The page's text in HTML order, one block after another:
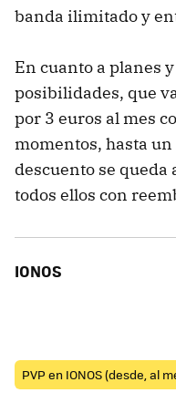
banda ilimitado y
En cuanto a planes
posibilidades, que
por 3 euros al mes
momentos, hasta
descuento se queda
todos ellos con
IONOS
PVP en IONOS (desde, al